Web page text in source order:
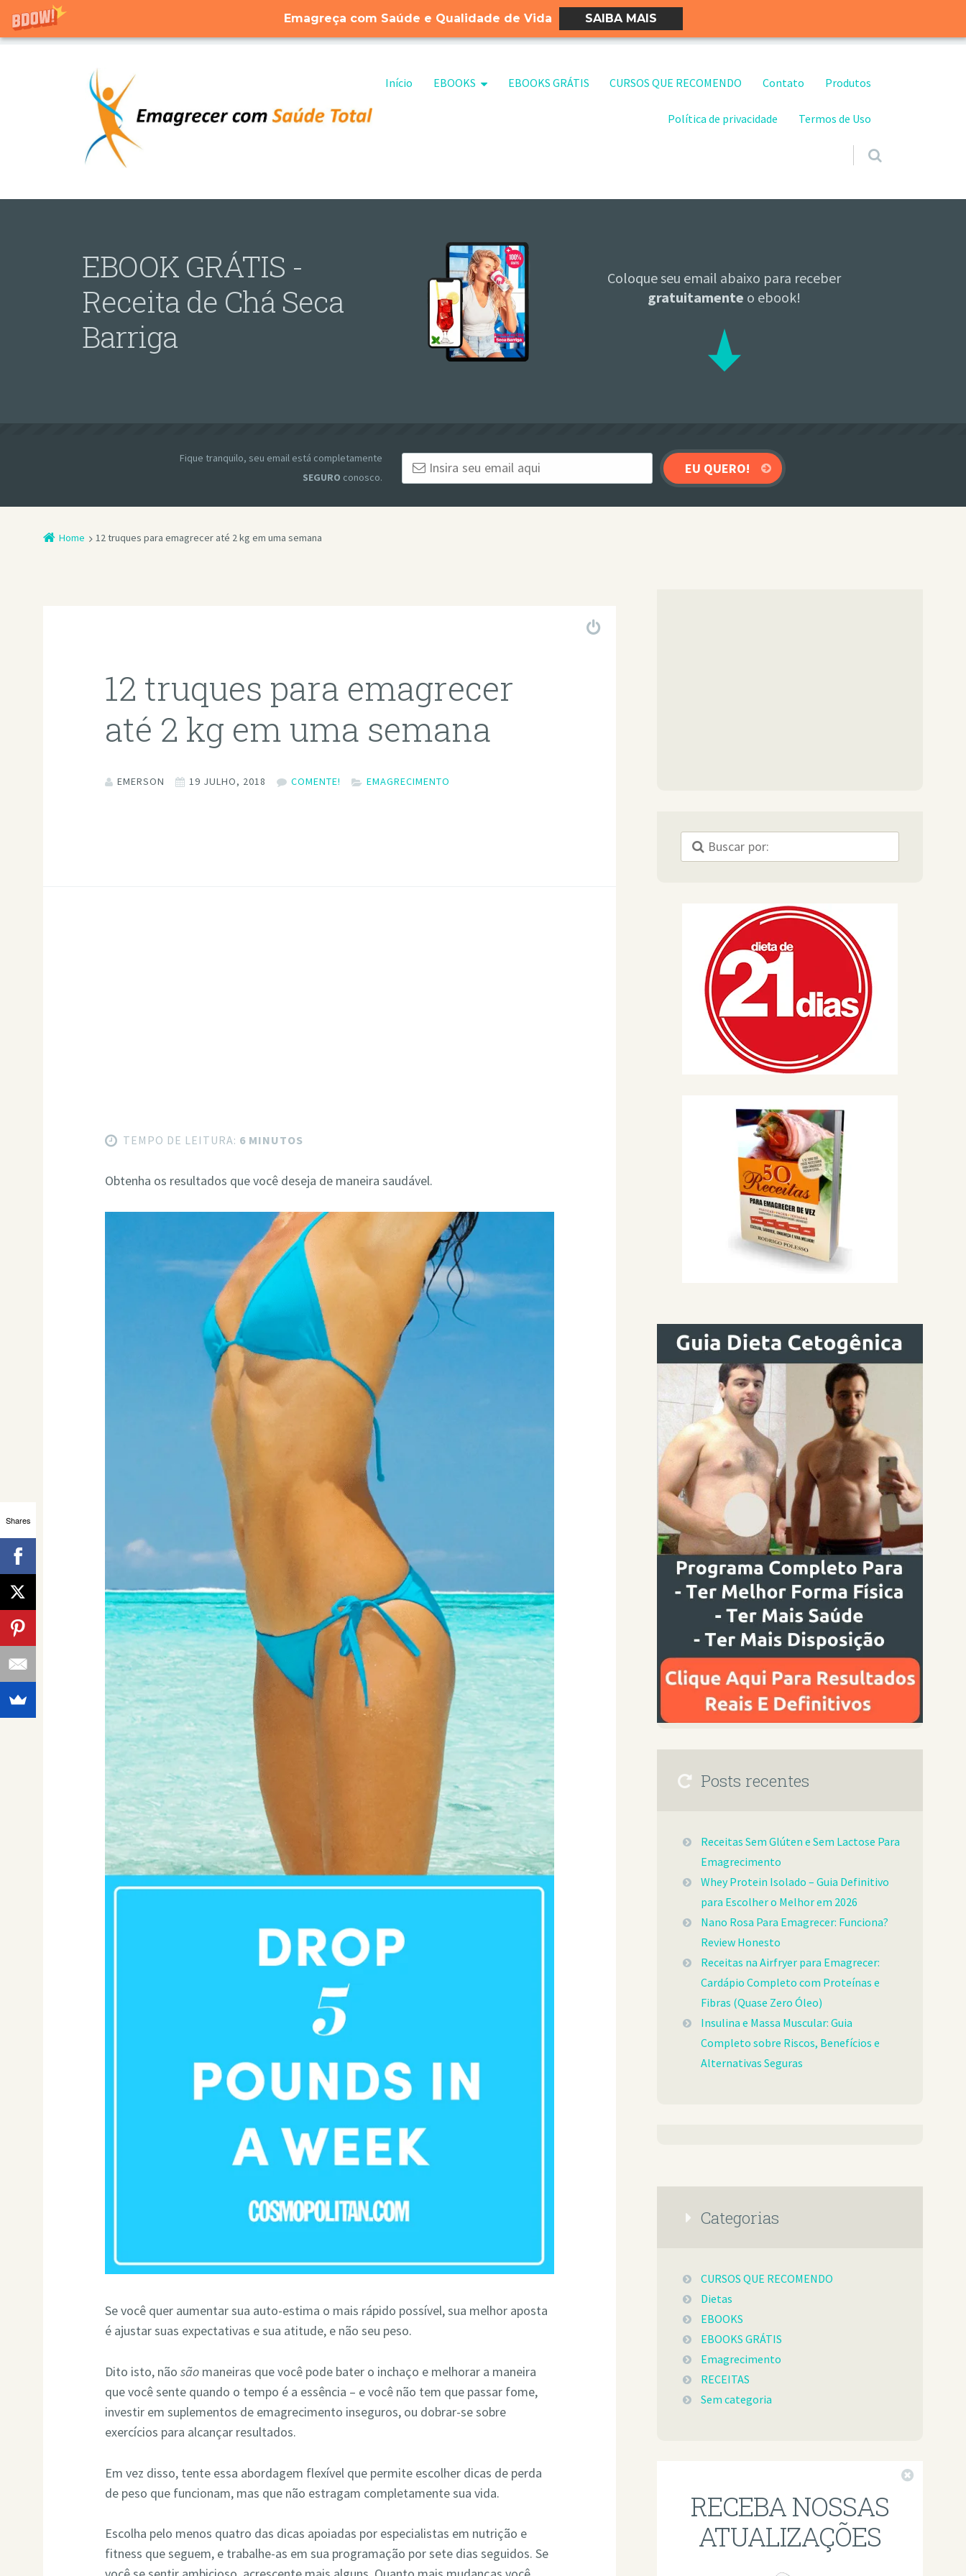
Emagreça com Saúde e Qualidade de Vida SAIBA MAIS
Pular para o conteúdo
Início EBOOKS EBOOKS GRÁTIS CURSOS QUE RECOMENDO Contato Produtos
Política de privacidade Termos de Uso
EBOOK GRÁTIS -
Receita de Chá Seca
Barriga
Coloque seu email abaixo para receber
gratuitamente o ebook!
Fique tranquilo, seu email está completamente
SEGURO conosco.
Home 12 truques para emagrecer até 2 kg em uma semana
12 truques para emagrecer
até 2 kg em uma semana
EMERSON 19 JULHO, 2018 COMENTE! EMAGRECIMENTO
TEMPO DE LEITURA: 6 MINUTOS
Obtenha os resultados que você deseja de maneira saudável.
Se você quer aumentar sua auto-estima o mais rápido possível, sua melhor aposta
é ajustar suas expectativas e sua atitude, e não seu peso.
Dito isto, nãosão maneiras que você pode bater o inchaço e melhorar a maneira
que você sente quando o tempo é a essência – e você não tem que passar fome,
investir em suplementos de emagrecimento inseguros, ou dobrar-se sobre
exercícios para alcançar resultados.
Em vez disso, tente essa abordagem flexível que permite escolher dicas de perda
de peso que funcionam, mas que não estragam completamente sua vida.
Escolha pelo menos quatro das dicas apoiadas por especialistas em nutrição e
fitness que seguem, e trabalhe-as em sua programação por sete dias seguidos. Se
Posts recentes
Receitas Sem Glúten e Sem Lactose Para
Emagrecimento
Whey Protein Isolado – Guia Definitivo
para Escolher o Melhor em 2026
Nano Rosa Para Emagrecer: Funciona?
Review Honesto
Receitas na Airfryer para Emagrecer:
Cardápio Completo com Proteínas e
Fibras (Quase Zero Óleo)
Insulina e Massa Muscular: Guia
Completo sobre Riscos, Benefícios e
Alternativas Seguras
Categorias
CURSOS QUE RECOMENDO
Dietas
EBOOKS
EBOOKS GRÁTIS
Emagrecimento
RECEITAS
Sem categoria
RECEBA NOSSAS
ATUALIZAÇÕES
Shares